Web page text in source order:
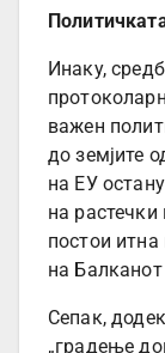
Инаку,
важен
до земјите
на ЕУ
на
постои итна
на Балканот
Сепак,
„градење